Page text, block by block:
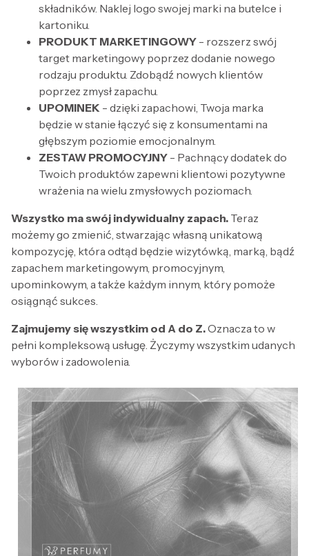
składników. Naklej logo swojej marki na butelce i
kartoniku.
PRODUKT MARKETINGOWY - rozszerz swój
target marketingowy poprzez dodanie nowego
rodzaju produktu. Zdobądź nowych klientów
poprzez zmysł zapachu.
UPOMINEK - dzięki zapachowi, Twoja marka
będzie w stanie łączyć się z konsumentami na
głębszym poziomie emocjonalnym.
ZESTAW PROMOCYJNY - Pachnący dodatek do
Twoich produktów zapewni klientowi pozytywne
wrażenia na wielu zmysłowych poziomach.
Wszystko ma swój indywidualny zapach. Teraz
możemy go zmienić, stwarzając własną unikatową
kompozycję, która odtąd będzie wizytówką, marką, bądź
zapachem marketingowym, promocyjnym,
upominkowym, a także każdym innym, który pomoże
osiągnąć sukces.
Zajmujemy się wszystkim od A do Z.Oznacza to w
pełni kompleksową usługę. Życzymy wszystkim udanych
wyborów i zadowolenia.